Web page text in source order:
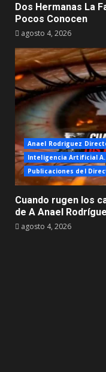
Dos Hermanas La
Pocos Conocen
agosto 4, 2026
Anael Rodriguez
Inteligencia Artificial
Publicaciones del
Cuando rugen los
de A Anael
agosto 4, 2026